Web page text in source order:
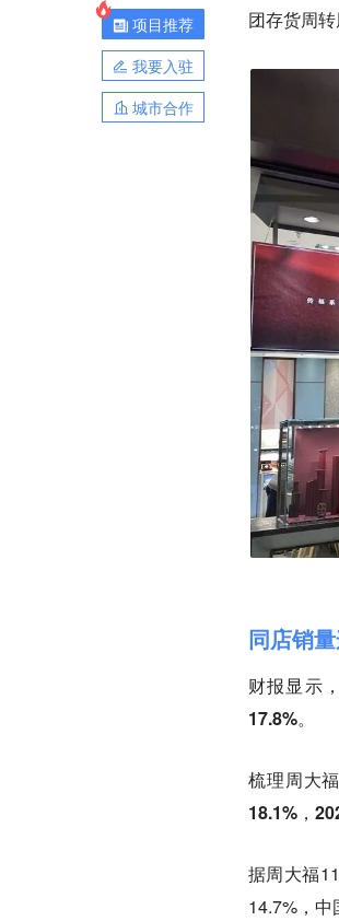
项目推荐
我要入驻
城市合作
团存货周
同店销
财报显示
17.8%。
梳理周大
18.1%，
据周大福
14.7%，中